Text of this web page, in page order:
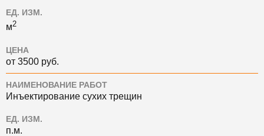
ЕД. ИЗМ.
м2
ЦЕНА
от 3500 руб.
НАИМЕНОВАНИЕ РАБОТ
Инъектирование сухих трещин
ЕД. ИЗМ.
п.м.